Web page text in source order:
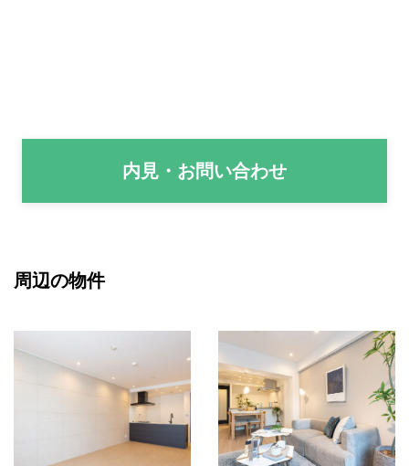
内見・お問い合わせ
周辺の物件